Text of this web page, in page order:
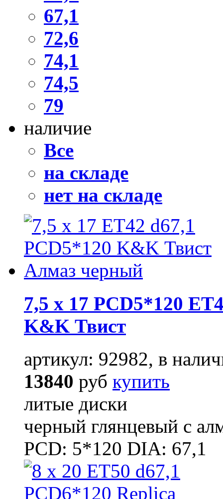
67,1
72,6
74,1
74,5
79
наличие
Все
на складе
нет на складе
7,5 x 17 PCD5*120
K&K Твист
артикул: 92982, в
13840 руб купить
литые диски
черный глянцевый с
PCD: 5*120 DIA: 67,1